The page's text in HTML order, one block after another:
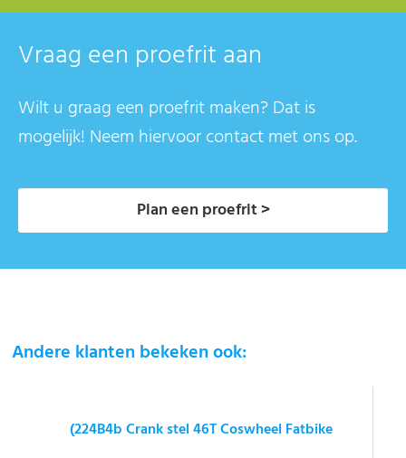
Vraag een proefrit aan
Wilt u graag een proefrit maken? Dat is
mogelijk! Neem hiervoor contact met ons op.
Plan een proefrit >
Andere klanten bekeken ook:
(224B4b Crank stel 46T Coswheel Fatbike